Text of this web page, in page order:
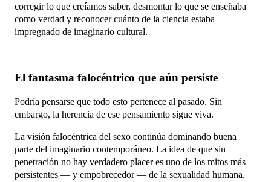
corregir lo que creíamos saber, desmontar lo que se enseñaba
como verdad y reconocer cuánto de la ciencia estaba
impregnado de imaginario cultural.
El fantasma falocéntrico que aún persiste
Podría pensarse que todo esto pertenece al pasado. Sin
embargo, la herencia de ese pensamiento sigue viva.
La visión falocéntrica del sexo continúa dominando buena
parte del imaginario contemporáneo. La idea de que sin
penetración no hay verdadero placer es uno de los mitos más
persistentes — y empobrecedor — de la sexualidad humana.